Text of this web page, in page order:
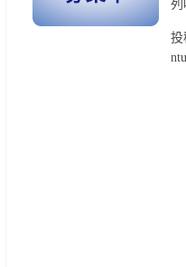
列
投